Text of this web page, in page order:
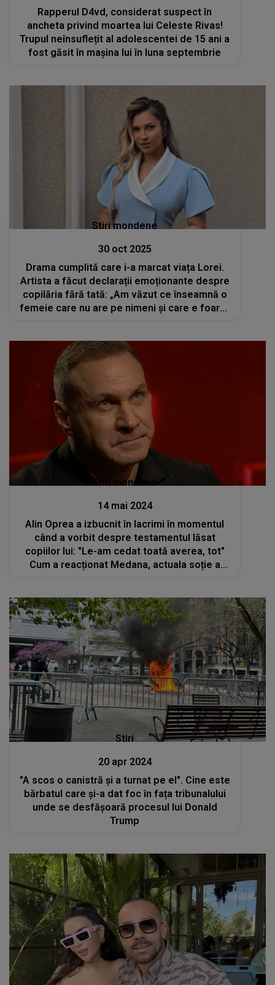
Rapperul D4vd, considerat suspect în
ancheta privind moartea lui Celeste Rivas!
Trupul neînsuflețit al adolescentei de 15 ani a
fost găsit în mașina lui în luna septembrie
Stiri mondene
30 oct 2025
Drama cumplită care i-a marcat viața Lorei.
Artista a făcut declarații emoționante despre
copilăria fără tată: „Am văzut ce înseamnă o
femeie care nu are pe nimeni și care e foarte
Stiri mondene
14 mai 2024
Alin Oprea a izbucnit în lacrimi în momentul
când a vorbit despre testamentul lăsat
copiilor lui: "Le-am cedat toată averea, tot"
Cum a reacționat Medana, actuala soție a
Stiri
20 apr 2024
"A scos o canistră şi a turnat pe el". Cine este
bărbatul care și-a dat foc în fața tribunalului
unde se desfășoară procesul lui Donald
Trump